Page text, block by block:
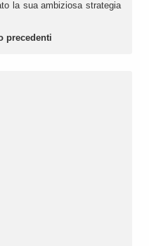
la sua ambiziosa strategia
precedenti